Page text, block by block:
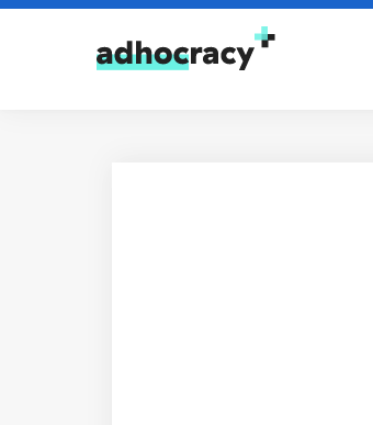
Skip to content